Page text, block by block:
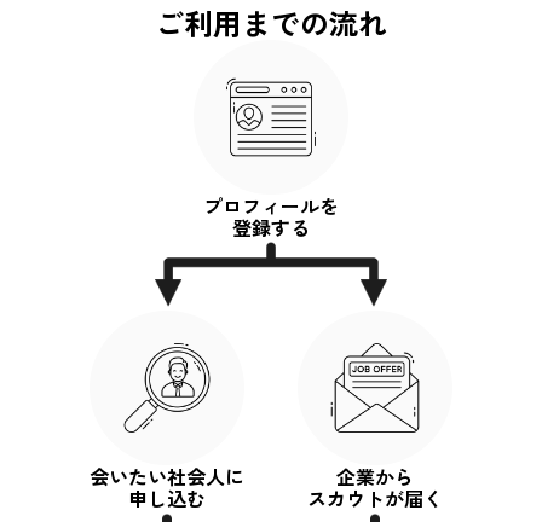
ご利用までの流れ
プロフィールを
登録する
会いたい社会人に
申し込む
企業から
スカウトが届く